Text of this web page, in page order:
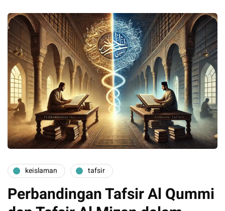
keislaman tafsir
Perbandingan Tafsir Al Qummi